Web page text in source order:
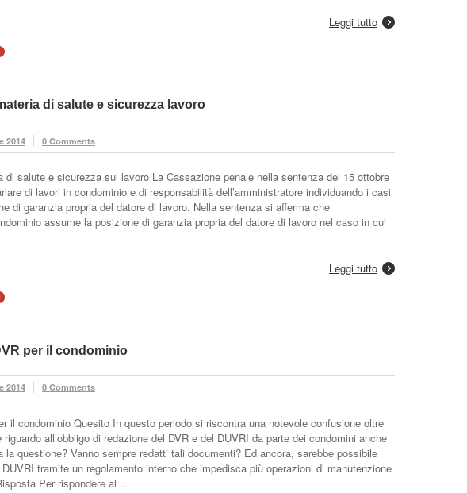
Leggi tutto
di salute e sicurezza lavoro
2014 0 Comments
di salute e sicurezza sul lavoro La Cassazione penale nella sentenza del 15 ottobre
di lavori in condominio e di responsabilità dell’amministratore individuando i casi
di garanzia propria del datore di lavoro. Nella sentenza si afferma che
assume la posizione di garanzia propria del datore di lavoro nel caso in cui
Leggi tutto
per il condominio
2014 0 Comments
il condominio Quesito In questo periodo si riscontra una notevole confusione oltre
all’obbligo di redazione del DVR e del DUVRI da parte dei condomini anche
la questione? Vanno sempre redatti tali documenti? Ed ancora, sarebbe possibile
tramite un regolamento interno che impedisca più operazioni di manutenzione
Per rispondere al …